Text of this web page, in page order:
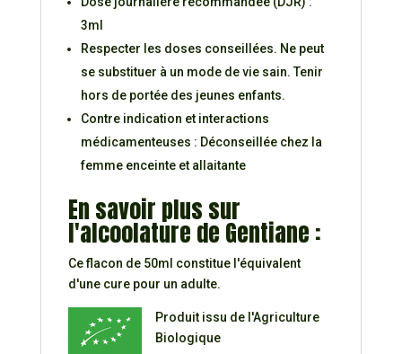
3ml
Respecter les doses conseillées. Ne peut
se substituer à un mode de vie sain. Tenir
hors de portée des jeunes enfants.
Contre indication et interactions
médicamenteuses : Déconseillée chez la
femme enceinte et allaitante
En savoir plus sur
l'alcoolature de Gentiane :
Ce flacon de 50ml constitue l'équivalent
d'une cure pour un adulte.
Produit issu de l'Agriculture
Biologique